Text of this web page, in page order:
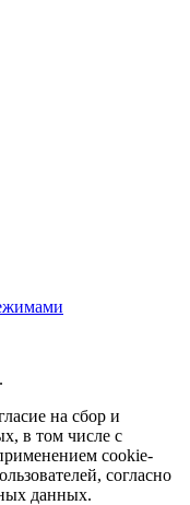
на сбор и
в том числе с
cookie-
согласно
данных.